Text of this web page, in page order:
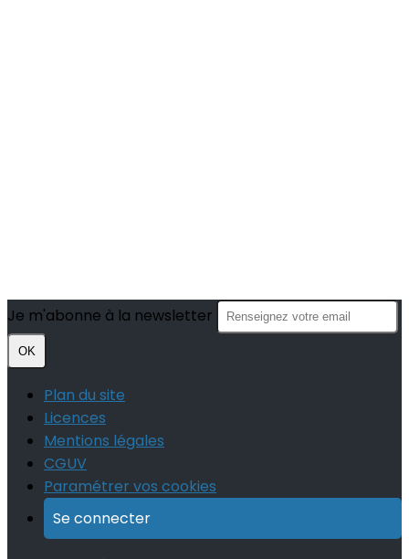
Je m'abonne à la newsletter
OK
Plan du site
Licences
Mentions légales
CGUV
Paramétrer vos cookies
Se connecter